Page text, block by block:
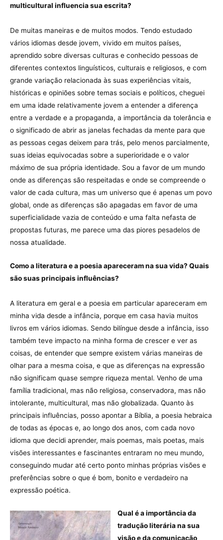
multicultural influencia sua escrita?
De muitas maneiras e de muitos modos. Tendo estudado
vários idiomas desde jovem, vivido em muitos países,
aprendido sobre diversas culturas e conhecido pessoas de
diferentes contextos linguísticos, culturais e religiosos, e com
grande variação relacionada às suas experiências vitais,
históricas e opiniões sobre temas sociais e políticos, cheguei
em uma idade relativamente jovem a entender a diferença
entre a verdade e a propaganda, a importância da tolerância e
o significado de abrir as janelas fechadas da mente para que
as pessoas cegas deixem para trás, pelo menos parcialmente,
suas ideias equivocadas sobre a superioridade e o valor
máximo de sua própria identidade. Sou a favor de um mundo
onde as diferenças são respeitadas e onde se compreende o
valor de cada cultura, mas um universo que é apenas um povo
global, onde as diferenças são apagadas em favor de uma
superficialidade vazia de conteúdo e uma falta nefasta de
propostas futuras, me parece uma das piores pesadelos de
nossa atualidade.
Como a literatura e a poesia apareceram na sua vida? Quais
são suas principais influências?
A literatura em geral e a poesia em particular apareceram em
minha vida desde a infância, porque em casa havia muitos
livros em vários idiomas. Sendo bilíngue desde a infância, isso
também teve impacto na minha forma de crescer e ver as
coisas, de entender que sempre existem várias maneiras de
olhar para a mesma coisa, e que as diferenças na expressão
não significam quase sempre riqueza mental. Venho de uma
família tradicional, mas não religiosa, conservadora, mas não
intolerante, multicultural, mas não globalizada. Quanto às
principais influências, posso apontar a Bíblia, a poesia hebraica
de todas as épocas e, ao longo dos anos, com cada novo
idioma que decidi aprender, mais poemas, mais poetas, mais
visões interessantes e fascinantes entraram no meu mundo,
conseguindo mudar até certo ponto minhas próprias visões e
preferências sobre o que é bom, bonito e verdadeiro na
expressão poética.
Qual é a importância da
tradução literária na sua
visão e da comunicação